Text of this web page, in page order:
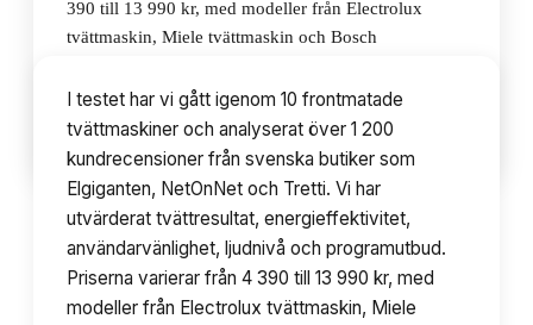
390 till 13 990 kr, med modeller från Electrolux
tvättmaskin, Miele tvättmaskin och Bosch
Innehållsförteckning 10
I testet har vi gått igenom 10 frontmatade
tvättmaskiner och analyserat över 1 200
kundrecensioner från svenska butiker som
Elgiganten, NetOnNet och Tretti. Vi har
utvärderat tvättresultat, energieffektivitet,
användarvänlighet, ljudnivå och programutbud.
Priserna varierar från 4 390 till 13 990 kr, med
modeller från Electrolux tvättmaskin, Miele